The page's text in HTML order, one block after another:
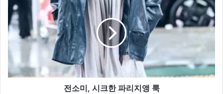
한
컬
렉
소
미,
시
크
지
전소미, 시크한 파리지앵 룩